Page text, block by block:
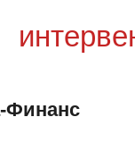
Финанс